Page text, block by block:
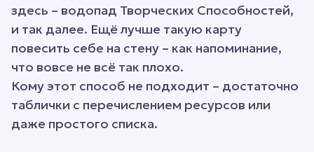
здесь – водопад Творческих Способностей,
и так далее. Ещё лучше такую карту
повесить себе на стену – как напоминание,
что вовсе не всё так плохо.
Кому этот способ не подходит – достаточно
таблички с перечислением ресурсов или
даже простого списка.